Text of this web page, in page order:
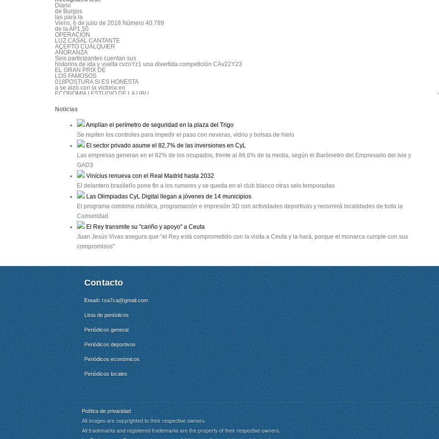
Diario
de Burgos
las para la
Viens, 6 de julio de 2018 Número 40.789
de la AP1,50
OPERACIÓN
LUZ CASAL CANTANTE
ACEPTO CUALQUIER
AÑORANZA
Seis participantes cuentan sus
historins de ida y vuelta cvzoYz1 una divertida competición CAv22Y23
EL GRAN PRIX DE
LOS FAMOSOS
018POSTURA SI ES HONESTA
a se alzó con la victoria en
ECONOMIA I ESTUDIO DE LA UBU
promovido
1.200 millones
Sol0 Cinco anos
l 75% de las empresas burgalesas ha renovado
equipos o procesos de producción desde 2013
El 2096 ha ampliado sus instalaciones
ouooser
POLITICA | PRIMARIAS EN EL PARTIDO POPULAR
Sáenz de Santamaría y Casado
se disputarán la presidencia
del PP tras superar a Cospedal
La vallisoletana, la más apoyada en Burgos, logra el
37% de los votos y el palentino el 34%. La exministra
de Defensa se queda fuera de la lucha suRcoSESPAAYSS
CORTES REGIONALES
SION DE INVESTIGACION
José María Leal asegura que
Arribas fue tratado «como un
MUSICA EN LA UBU
EL RITMO INUNDA
EL TABLERO
cliente más en Caja de Burgos.
ADEMÁS..
amero al aire libre del Hospital
intentó violar despoblación RGoS
AP-1 sostienen que un
a rebosar de un publico avido de disfrutar con la
mezcla de esti
rupo vasco Huntza
Noticias
Amplían el perímetro de seguridad en la plaza del Trigo
Se repiten los controles para impedir el paso con neveras, vidrio y bolsas de hielo
El sector privado asume el 82,7% de las inversiones en CyL
Las empresas generan en el 82% de los ocupados, frente al 86,6% de la media, según el Barómetro del Empresario del Ivie y
GAD3
Vinícius renueva con el Real Madrid hasta 2032
El delantero brasileño pone fin a los rumores y se queda en el club blanco otras seis temporadas
Las Olimpiadas CyL Digital llegan a jóvenes de 14 municipios
El programa combina robótica, programación e impresión 3D con actividades deportivas y recorrerá localidades de toda la
Comunidad
El Rey transmite su "cariño y apoyo" a Ceuta
Juan Jesús Vivas asegura que “el Rey está comprometido con la visita a Ceuta y la hará, porque el monarca cumple con sus
compromisos"
Contacto
Email: rsa7ca@gmail.com
Lista de periódicos
Periódicos general
Periódicos deportivos
Periódicos económicos
Periódicos locales
Política de privacidad
All images are copyrighted to their respective owners.
All trademarks and registered trademarks are the property of their respective owners.